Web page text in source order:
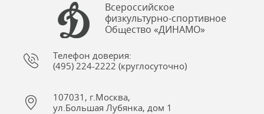
Всероссийское
физкультурно-спортивное
Общество «ДИНАМО»
Телефон доверия:
(495) 224-2222 (круглосуточно)
107031, г.Москва,
ул.Большая Лубянка, дом 1